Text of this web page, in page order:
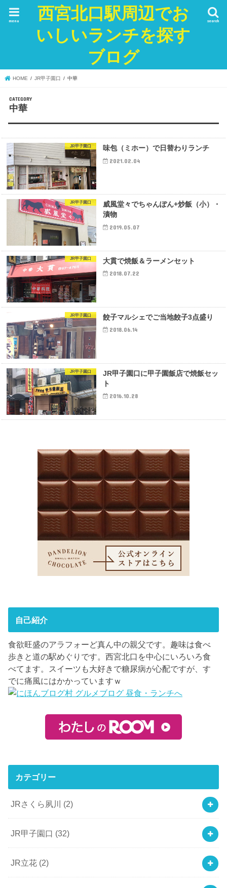
西宮北口駅周辺でお
いしいランチを探す
ブログ
search
menu
HOME JR甲子園口 中華
中華
JR甲子園口 味包（ミホー）で日替わりランチ
2021.02.04
JR甲子園口
威風堂々でちゃんぽん+炒飯（小）・
漬物
2019.05.07
JR甲子園口 大貫で焼飯＆ラーメンセット
2018.07.22
JR甲子園口 餃子マルシェでご当地餃子3点盛り
2018.06.14
JR甲子園口
JR甲子園口に甲子園飯店で焼飯セッ
ト
2016.10.28
自己紹介
食欲旺盛のアラフォーど真ん中の親父です。趣味は食べ
歩きと道の駅めぐりです。西宮北口を中心にいろいろ食
べてます。スイーツも大好きで糖尿病が心配ですが、す
でに痛風にはかかっていますｗ
カテゴリー
JRさくら夙川 (2)
JR甲子園口 (32)
JR立花 (2)